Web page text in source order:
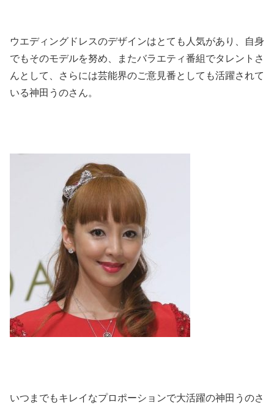
ウエディングドレスのデザインはとても人気があり、自身
でもそのモデルを努め、またバラエティ番組でタレントさ
んとして、さらには芸能界のご意見番としても活躍されて
いる神田うのさん。
いつまでもキレイなプロポーションで大活躍の神田うのさ